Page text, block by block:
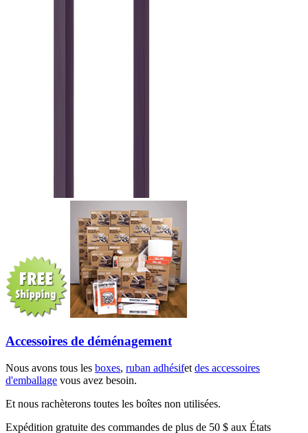
Accessoires de déménagement
Nous avons tous les boxes, ruban adhésifet des accessoires
d'emballage vous avez besoin.
Et nous rachèterons toutes les boîtes non utilisées.
Expédition gratuite des commandes de plus de 50 $ aux États